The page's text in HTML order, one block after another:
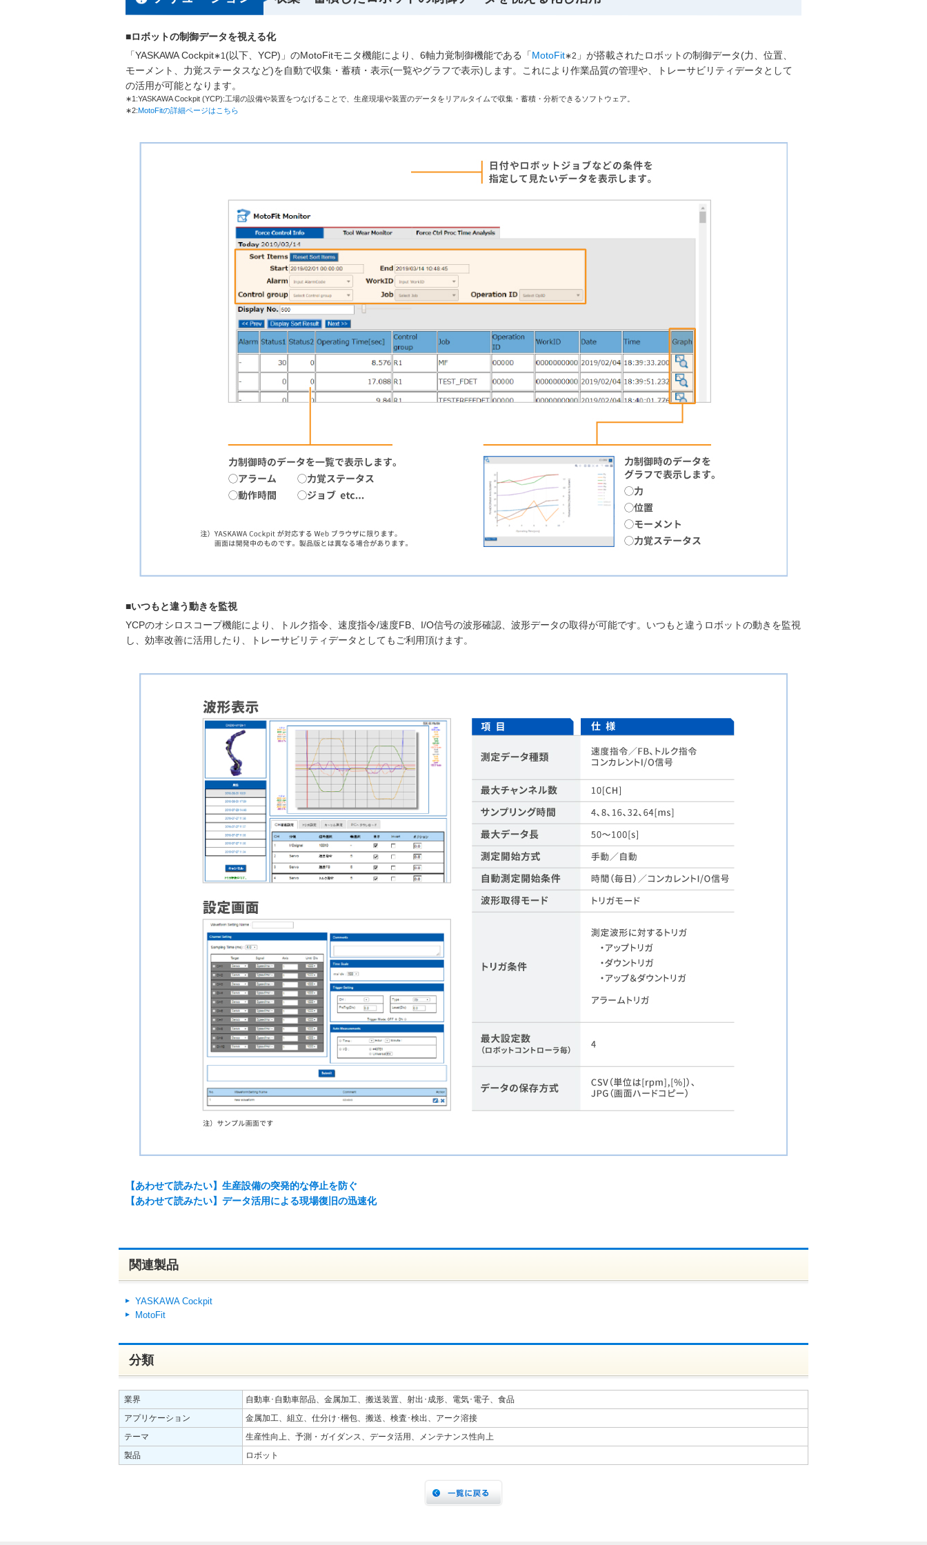
■ロボットの制御データを視える化
「YASKAWA Cockpit∗1(以下、YCP)」のMotoFitモニタ機能により、6軸力覚制御機能である「MotoFit∗2 」が搭載されたロボットの制御データ(力、位置、
モーメント、力覚ステータスなど)を自動で収集・蓄積・表示(一覧やグラフで表示)します。これにより作業品質の管理や、トレーサビリティデータとして
の活用が可能となります。
∗1:YASKAWA Cockpit (YCP):工場の設備や装置をつなげることで、生産現場や装置のデータをリアルタイムで収集・蓄積・分析できるソフトウェア。
∗2:MotoFitの詳細ページはこちら
■いつもと違う動きを監視
YCPのオシロスコープ機能により、トルク指令、速度指令/速度FB、I/O信号の波形確認、波形データの取得が可能です。いつもと違うロボットの動きを監視
し、効率改善に活用したり、トレーサビリティデータとしてもご利用頂けます。
【あわせて読みたい】生産設備の突発的な停止を防ぐ
【あわせて読みたい】データ活用による現場復旧の迅速化
関連製品
YASKAWA Cockpit
MotoFit
分類
業界
自動車･自動車部品、金属加工、搬送装置、射出･成形、電気･電子、食品
アプリケーション
金属加工、組立、仕分け･梱包、搬送、検査･検出、アーク溶接
テーマ
生産性向上、予測・ガイダンス、データ活用、メンテナンス性向上
製品
ロボット